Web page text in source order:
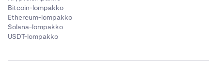
Bitcoin-lompakko
Ethereum-lompakko
Solana-lompakko
USDT-lompakko